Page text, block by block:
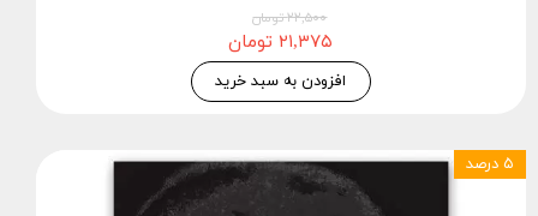
۲۲,۵۰۰ تومان
۲۱,۳۷۵ تومان
افزودن به سبد خرید
۵ درصد